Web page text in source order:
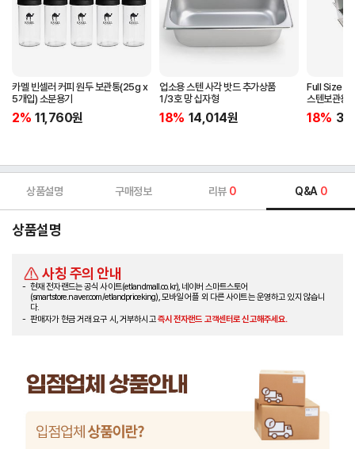
카멜 빈셀러 커피 원두 보관통(25g x
5개입) 소분용기
2% 11,760원
업소용 스텐 사각 밧드 추가상품
1/3호 망 십자형
18% 14,014원
Full Size 스
스텐보관용
18%
상품설명 구매정보 리뷰 0 Q&A 0
상품설명
사칭 주의 안내
현재 전자랜드는 공식 사이트(etlandmall.co.kr), 네이버 스마트스토어
(smartstore.naver.com/etlandpriceking), 모바일 어플 외 다른 사이트는 운영하고 있지 않습니
다.
판매자가 현금 거래 요구 시, 거부하시고즉시 전자랜드 고객센터로 신고해주세요.